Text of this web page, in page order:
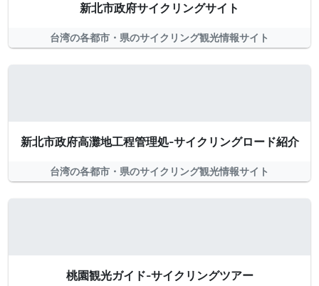
新北市政府サイクリングサイト
台湾の各都市・県のサイクリング観光情報サイト
新北市政府高灘地工程管理処-サイクリングロード紹介
台湾の各都市・県のサイクリング観光情報サイト
桃園観光ガイド-サイクリングツアー